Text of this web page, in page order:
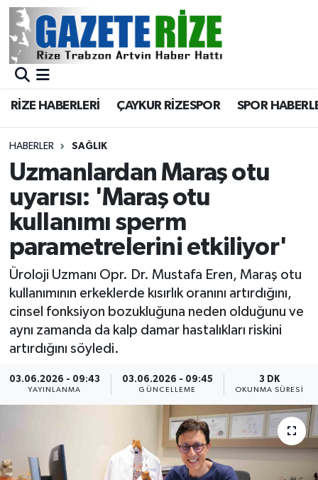
RİZE HABERLERİ ÇAYKUR RİZESPOR SPOR
HABERLER SAĞLIK
Uzmanlardan Maraş otu
uyarısı: 'Maraş otu
kullanımı sperm
parametrelerini etkiliyor'
Üroloji Uzmanı Opr. Dr. Mustafa Eren, Maraş otu
kullanımının erkeklerde kısırlık oranını artırdığını,
cinsel fonksiyon bozukluğuna neden olduğunu ve
aynı zamanda da kalp damar hastalıkları riskini
artırdığını söyledi.
03.06.2026 - 09:43
YAYINLANMA
03.06.2026 - 09:45
GÜNCELLEME
3 DK
OKUNMA SÜRESI
BÖLGEMİZ
Asayiş
Rize Jandarma Komutanlığı
Bilim Teknoloji
Advertising news
Canlı Maç
ÇEVRE
Dış Haberler
EĞİTİM
Merkez Nöbetçi Eczaneler
Merkez Trafik Yoğunluk Haritası
Süper Lig Puan Durumu ve Fikstür
Tüm Manşetler
Son Dakika Haberleri
Haber Arşivi